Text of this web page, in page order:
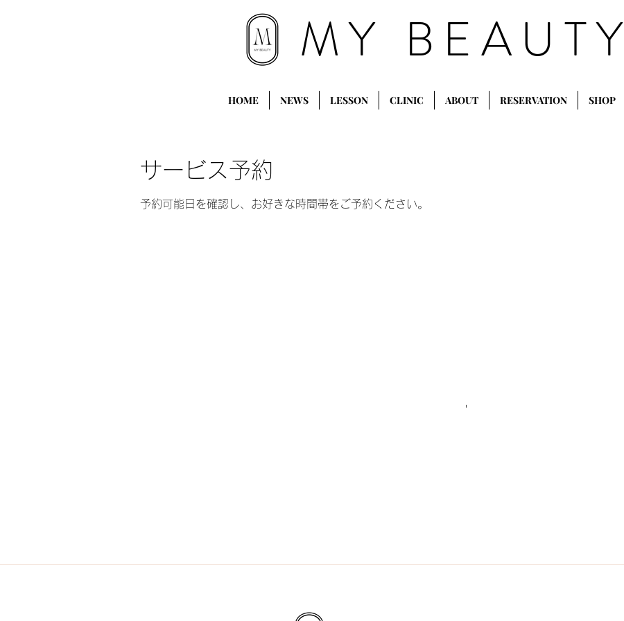
MY BEAUTY
HOME NEWS LESSON CLINIC ABOUT RESERVATION SHOP
サービス予約
予約可能日を確認し、お好きな時間帯をご予約ください。